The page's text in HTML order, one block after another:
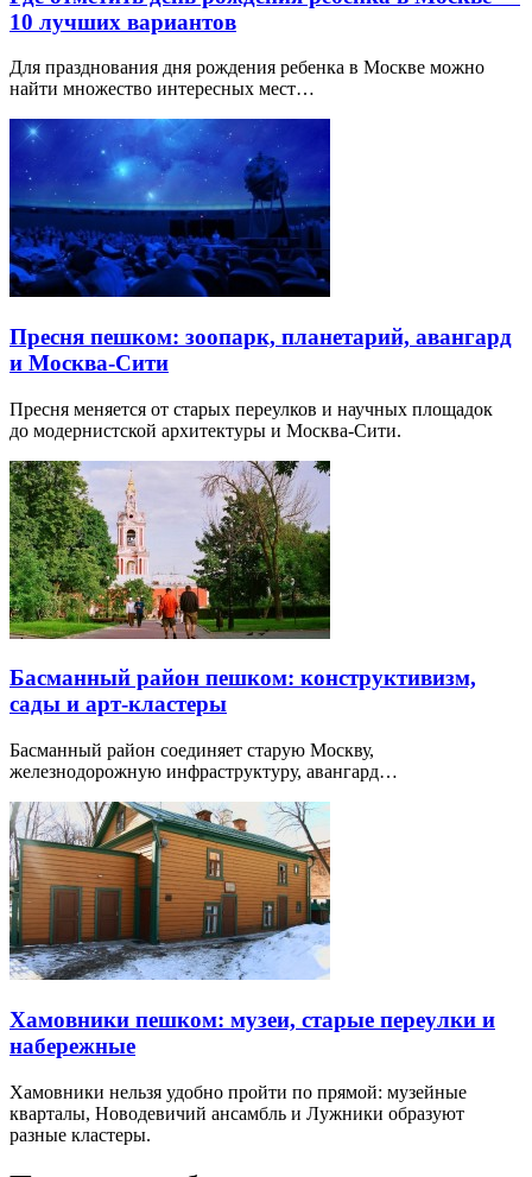
10 лучших вариантов
Для празднования дня рождения ребенка в Москве можно
найти множество интересных мест…
Пресня пешком: зоопарк, планетарий, авангард
и Москва-Сити
Пресня меняется от старых переулков и научных площадок
до модернистской архитектуры и Москва-Сити.
Басманный район пешком: конструктивизм,
сады и арт-кластеры
Басманный район соединяет старую Москву,
железнодорожную инфраструктуру, авангард…
Хамовники пешком: музеи, старые переулки и
набережные
Хамовники нельзя удобно пройти по прямой: музейные
кварталы, Новодевичий ансамбль и Лужники образуют
разные кластеры.